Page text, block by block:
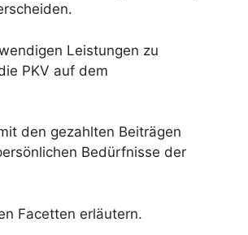
Leistungen zu
PKV auf dem
den gezahlten Beiträgen
Bedürfnisse der
Facetten erläutern.